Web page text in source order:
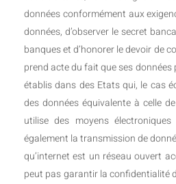
données conformément aux
données, d’observer le secret
banques et d’honorer le devoir de
prend acte du fait que ses
établis dans des Etats qui, le cas
des données équivalente à celle
utilise des moyens
également la transmission de
qu’internet est un réseau ouvert
peut pas garantir la confidentialité